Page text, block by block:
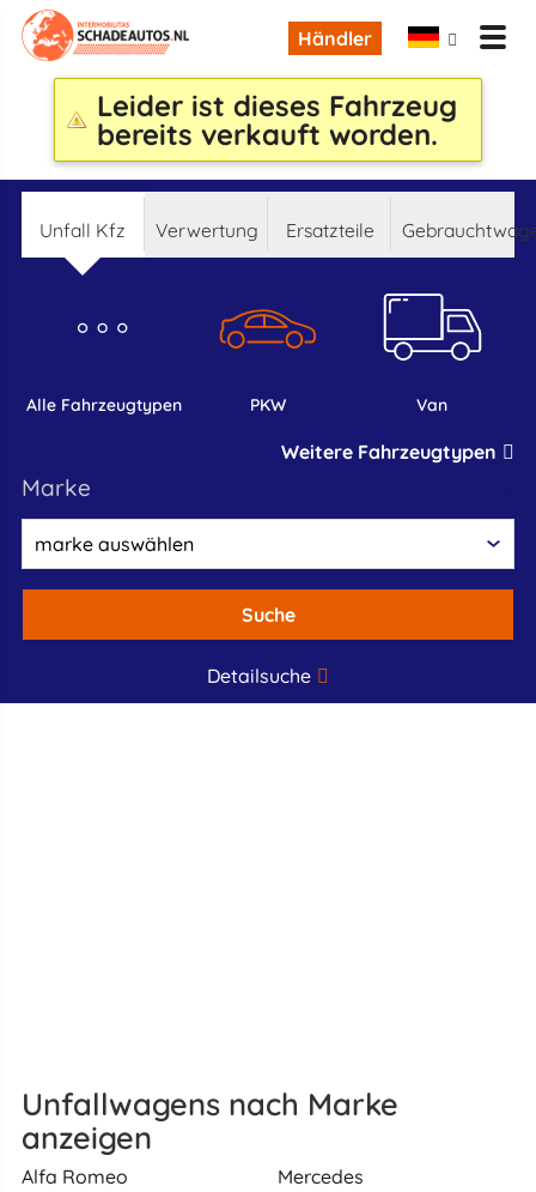
Händler
Leider ist dieses Fahrzeug
bereits verkauft worden.
Unfall Kfz Verwertung Ersatzteile
alle Fahrzeugtypen PKW Van
Weitere Fahrzeugtypen
marke
Suche
Detailsuche
Unfallwagens nach Marke
anzeigen
Alfa Romeo
Mercedes